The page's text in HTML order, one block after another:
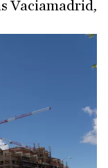
Vaciamadrid,